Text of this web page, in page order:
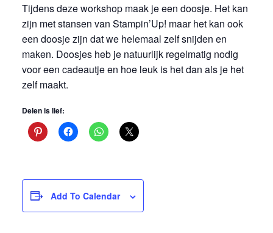
Tijdens deze workshop maak je een doosje. Het kan
zijn met stansen van Stampin’Up! maar het kan ook
een doosje zijn dat we helemaal zelf snijden en
maken. Doosjes heb je natuurlijk regelmatig nodig
voor een cadeautje en hoe leuk is het dan als je het
zelf maakt.
Delen is lief:
Add To Calendar